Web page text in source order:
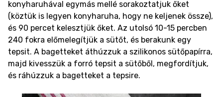
konyharuhával egymás mellé sorakoztatjuk őket
(köztük is legyen konyharuha, hogy ne keljenek össze),
és 90 percet kelesztjük őket. Az utolsó 10-15 percben
240 fokra előmelegítjük a sütőt, és berakunk egy
tepsit. A bagetteket áthúzzuk a szilikonos sütőpapírra,
majd kivesszük a forró tepsit a sütőből, megfordítjuk,
és ráhúzzuk a bagetteket a tepsire.